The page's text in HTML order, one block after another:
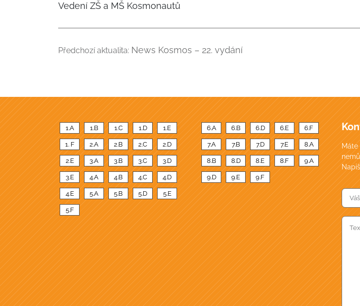
Vedení ZŠ a MŠ Kosmonautů
Předchozí aktualita: News Kosmos – 22. vydání
1.A 1.B 1.C 1.D 1.E
1. F 2.A 2.B 2.C 2.D
2.E 3.A 3.B 3.C 3.D
3.E 4.A 4.B 4.C 4.D
4.E 5.A 5.B 5.D 5.E
5.F
6.A 6.B 6.D 6.E 6.F
7.A 7.B 7.D 7.E 8.A
8.B 8.D 8.E 8.F 9.A
9.D 9.E 9.F